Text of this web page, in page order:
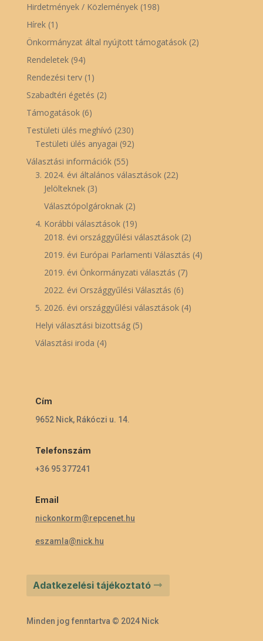
Hirdetmények / Közlemények(198)
Hírek(1)
Önkormányzat által nyújtott támogatások(2)
Rendeletek(94)
Rendezési terv(1)
Szabadtéri égetés (2)
Támogatások(6)
Testületi ülés meghívó (230)
Testületi ülés anyagai (92)
Választási információk(55)
3. 2024. évi általános választások(22)
Jelölteknek(3)
Választópolgároknak(2)
4. Korábbi választások(19)
2018. évi országgyűlési választások(2)
2019. évi Európai Parlamenti Választás (4)
2019. évi Önkormányzati választás (7)
2022. évi Országgyűlési Választás (6)
5. 2026. évi országgyűlési választások(4)
Helyi választási bizottság(5)
Választási iroda (4)
Cím
9652 Nick, Rákóczi u. 14.
Telefonszám
+36 95 377241
Email
nickonkorm@repcenet.hu
eszamla@nick.hu
Adatkezelési tájékoztató
Minden jog fenntartva © 2024 Nick